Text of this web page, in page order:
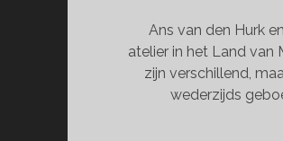
Ans van den Hurk
atelier in het Land van
zijn verschillend,
wederzijds